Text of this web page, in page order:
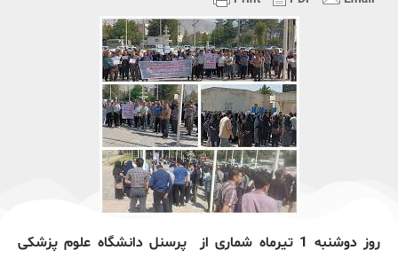
روز دوشنبه 1 تیرماه شماری از
پرسنل دانشگاه علوم پزشکی